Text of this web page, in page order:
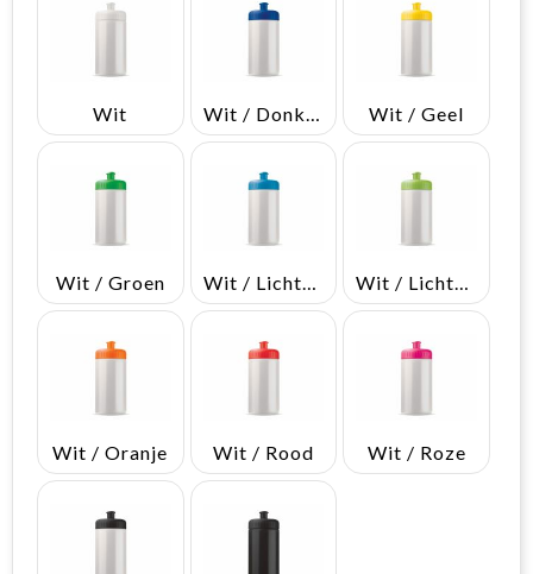
Wit Wit / Geel
Wit / Groen Wit / Lichtblauw Wit / Lichtgroen
Wit / Oranje Wit / Rood Wit / Roze